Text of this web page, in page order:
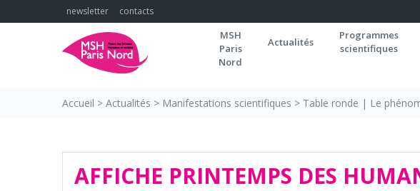
to
newsletter contacts
MSH
Paris
Nord
Actualités
Programmes
scientifiques
Accueil > Actualités > Manifestations scientifiques > Table ronde | Le
AFFICHE PRINTEMPS DES